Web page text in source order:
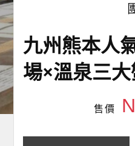
九州熊本人
場×溫泉三
售價